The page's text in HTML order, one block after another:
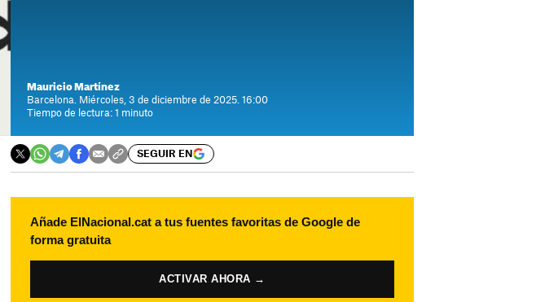
Mauricio Martínez
Barcelona. Miércoles, 3 de diciembre de 2025. 16:00
Tiempo de lectura: 1 minuto
SEGUIR EN
Añade ElNacional.cat a tus fuentes favoritas de Google de
forma gratuita
ACTIVAR AHORA →